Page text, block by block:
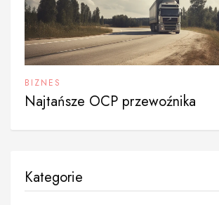
BIZNES
Najtańsze OCP przewoźnika
Kategorie